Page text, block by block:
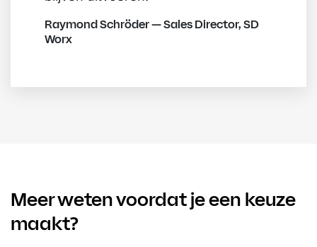
Raymond Schröder — Sales Director, SD
Worx
Meer weten voordat je een keuze
maakt?